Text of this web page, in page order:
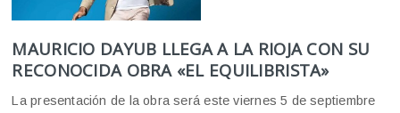
MAURICIO DAYUB LLEGA A LA RIOJA CON SU
RECONOCIDA OBRA «EL EQUILIBRISTA»
La presentación de la obra será este viernes 5 de septiembre